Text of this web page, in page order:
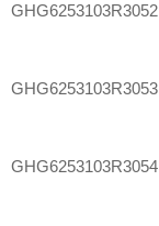
GHG6253103R3052
GHG6253103R3053
GHG6253103R3054